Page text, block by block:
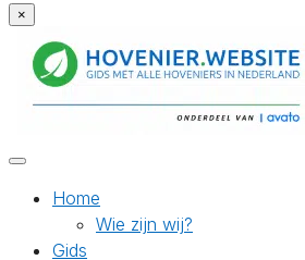
×
Home
Wie zijn wij?
Gids